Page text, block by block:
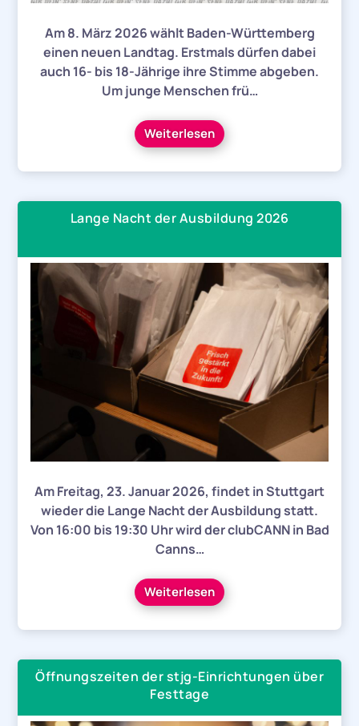
Am 8. März 2026 wählt Baden-Württemberg
einen neuen Landtag. Erstmals dürfen dabei
auch 16- bis 18-Jährige ihre Stimme abgeben.
Um junge Menschen frü…
Weiterlesen
Lange Nacht der Ausbildung 2026
Am Freitag, 23. Januar 2026, findet in Stuttgart
wieder die Lange Nacht der Ausbildung statt.
Von 16:00 bis 19:30 Uhr wird der clubCANN in Bad
Canns…
Weiterlesen
Öffnungszeiten der stjg-Einrichtungen über
Festtage